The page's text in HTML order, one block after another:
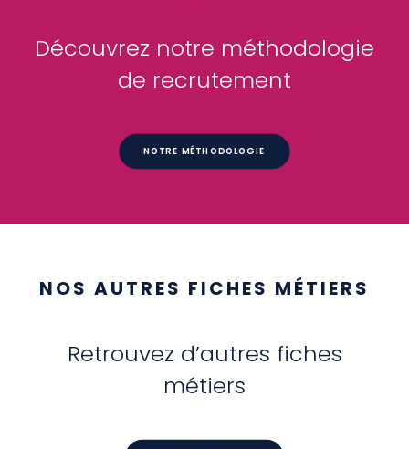
Découvrez notre méthodologie
de recrutement
NOTRE MÉTHODOLOGIE
NOS AUTRES FICHES MÉTIERS
Retrouvez d’autres fiches
métiers